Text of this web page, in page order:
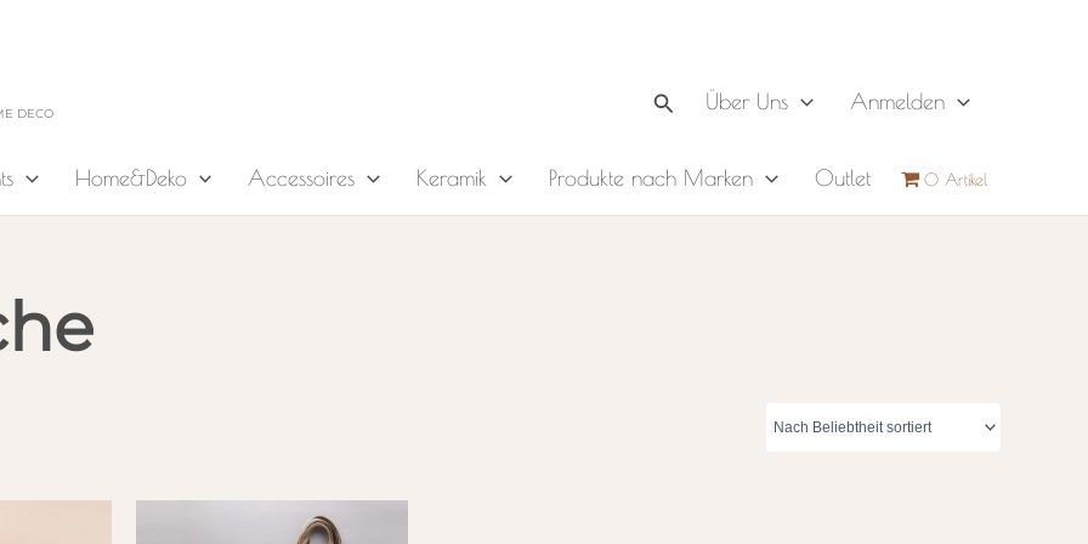
DECO Über Uns Anmelden
Home&Deko Accessoires Keramik Produkte nach Marken Outlet 0 Artikel